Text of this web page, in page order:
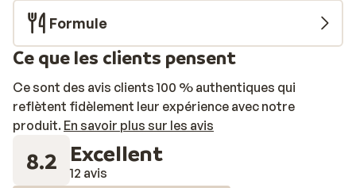
Formule
Ce que les clients pensent
Ce sont des avis clients 100 % authentiques qui
reflètent fidèlement leur expérience avec notre
produit. En savoir plus sur les avis
8.2 Excellent
12 avis